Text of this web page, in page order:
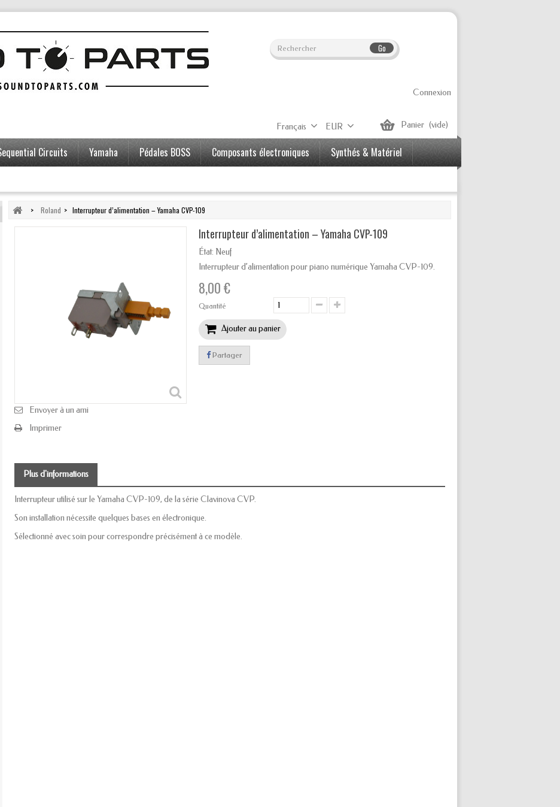
Go
Connexion
Panier (vide)
EUR
Français
Circuits Yamaha Pédales BOSS Composants électroniques
Synthés & Matériel
> Roland > Interrupteur d’alimentation – Yamaha CVP-109
Envoyer à un ami
Imprimer
Interrupteur d’alimentation – Yamaha CVP-109
État: Neuf
Interrupteur d’alimentation pour piano numérique Yamaha CVP-109.
8,00 €
Quantité
Ajouter au panier
Partager
Plus d'informations
Interrupteur utilisé sur le Yamaha CVP-109, de la série Clavinova CVP.
Son installation nécessite quelques bases en électronique.
Sélectionné avec soin pour correspondre précisément à ce modèle.